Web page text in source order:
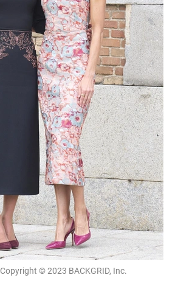
Copyright © 2023 BACKGRID, Inc.